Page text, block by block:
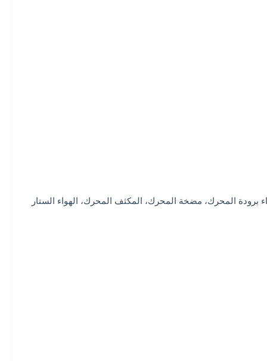
3.3 بوصة المحرك، المحرك المحرك الهواء، الهواء برودة المحرك، مضخة المحرك، المكثف المحرك، الهواء الستار